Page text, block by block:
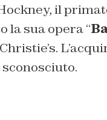
il
la sua opera “